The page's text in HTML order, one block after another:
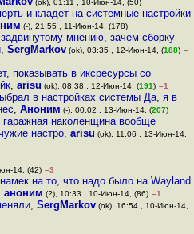
(ok), 01:11 , 10-Июн-14, (50)
и кладет на системные настройки
(-), 21:55 , 11-Июн-14, (178)
мнению, зачем сборку
,SergMarkov (ok), 03:35 , 12-Июн-14, (188) –
показывать в иксресурсы со
,arisu (ok), 08:38 , 12-Июн-14, (191) –1
в настройках системы Да, я в
, Аноним (-), 00:02 , 13-Июн-14, (207)
гаражная наколенщина вообще
настро, arisu (ok), 11:06 , 13-Июн-14,
14, (42) –3
на то, что надо было на Wayland
аноним (?), 10:33 , 10-Июн-14, (86) –1
,SergMarkov (ok), 16:54 , 10-Июн-14,